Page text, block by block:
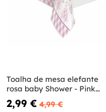
Toalha de mesa elefante
rosa baby Shower - Pink
Floral Elephant
2,99 € 4,99 €